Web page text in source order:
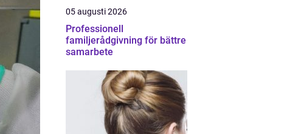
05 augusti 2026
Professionell
familjerådgivning för bättre
samarbete